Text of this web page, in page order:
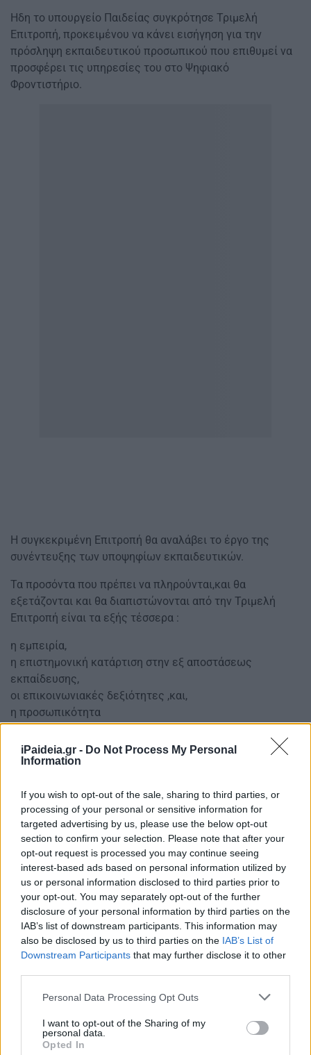
iPaideia.gr - Do Not Process My Personal
Information
If you wish to opt-out of the sale, sharing to third parties, or
processing of your personal or sensitive information for
targeted advertising by us, please use the below opt-out
section to confirm your selection. Please note that after your
opt-out request is processed you may continue seeing
interest-based ads based on personal information utilized by
us or personal information disclosed to third parties prior to
your opt-out. You may separately opt-out of the further
disclosure of your personal information by third parties on the
IAB’s list of downstream participants. This information may
also be disclosed by us to third parties on the IAB’s List of
Downstream Participants that may further disclose it to other
Please note that this website/app uses one or more Google
not limited to your visit or usage behaviour. You may click to
grant or deny consent to Google and its third-party tags to
use your data for below specified purposes in below Google
Personal Data Processing Opt Outs
I want to opt-out of the Sharing of my
personal data.
Opted In
Ηδη το υπουργείο Παιδείας συγκρότησε Τριμελή
Επιτροπή, προκειμένου να κάνει εισήγηση για την
πρόσληψη εκπαιδευτικού προσωπικού που επιθυμεί να
προσφέρει τις υπηρεσίες του στο Ψηφιακό
Φροντιστήριο.
Η συγκεκριμένη Επιτροπή θα αναλάβει το έργο της
συνέντευξης των υποψηφίων εκπαιδευτικών.
Τα προσόντα που πρέπει να πληρούνται,και θα
εξετάζονται και θα διαπιστώνονται από την Τριμελή
Επιτροπή είναι τα εξής τέσσερα :
η εμπειρία,
η επιστημονική κατάρτιση στην εξ αποστάσεως
εκπαίδευσης,
οι επικοινωνιακές δεξιότητες ,και,
η προσωπικότητα